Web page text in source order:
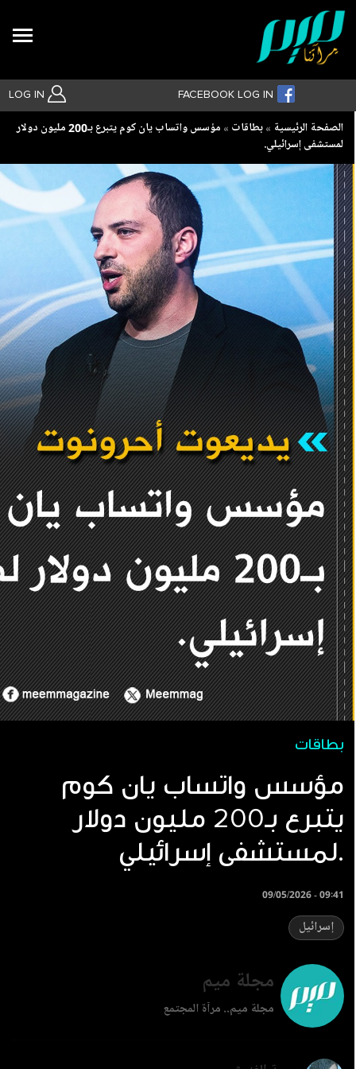
LOG IN FACEBOOK LOG IN
بحث متقدم
Breadcrumb
الصفحة الرئيسية بطاقات
مؤسس واتساب يان كوم يتبرع بـ200 مليون دولار
لمستشفى إسرائيلي.
بطاقات
مؤسس واتساب يان كوم
يتبرع بـ200 مليون دولار
لمستشفى إسرائيلي.
09/05/2026 - 09:41
إسرائيل
مجلة ميم
مجلة ميم.. مرآة المجتمع